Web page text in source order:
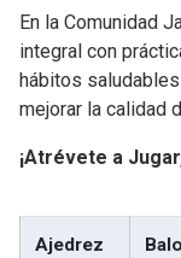
En la Comunidad
integral con
hábitos
mejorar la calidad
¡Atrévete a
Ajedrez